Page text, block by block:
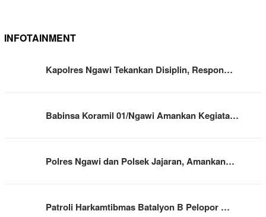
INFOTAINMENT
Kapolres Ngawi Tekankan Disiplin, Respon…
Babinsa Koramil 01/Ngawi Amankan Kegiata…
Polres Ngawi dan Polsek Jajaran, Amankan…
Patroli Harkamtibmas Batalyon B Pelopor …